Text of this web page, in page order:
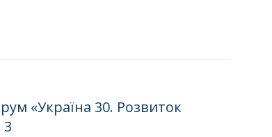
«Україна 30. Розвиток